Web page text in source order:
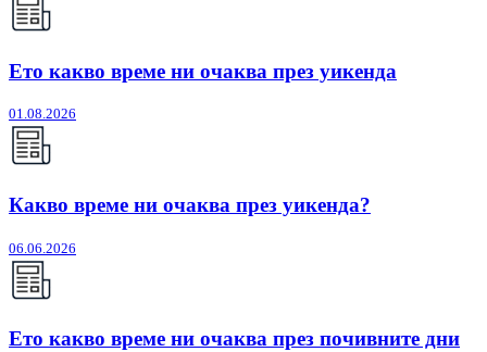
Ето какво време ни очаква през уикенда
01.08.2026
Какво време ни очаква през уикенда?
06.06.2026
Ето какво време ни очаква през почивните дни